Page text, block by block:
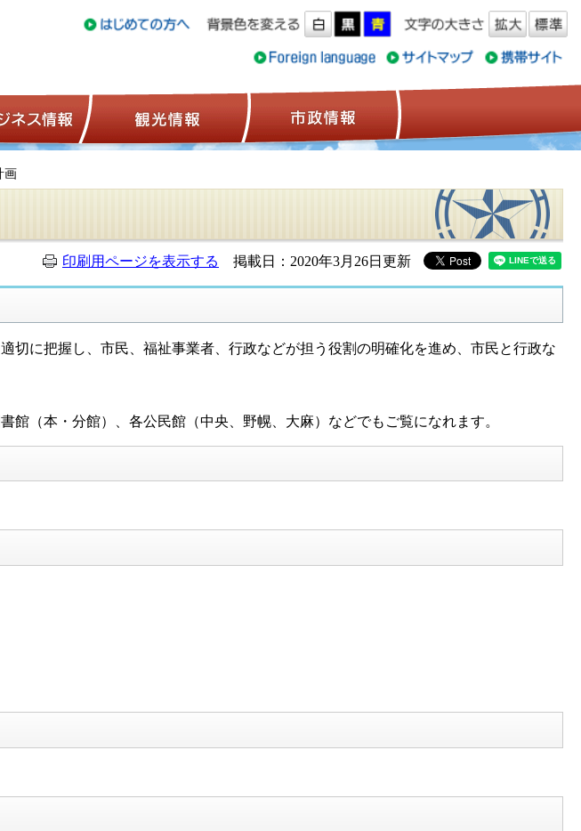
報 産業・ビジネス情報 観光情報
画
印刷用ページを表示する 掲載日：2020年3月26日更新
に把握し、市民、福祉事業者、行政などが担う役割の明確化を進め、市民と行政な
（本・分館）、各公民館（中央、野幌、大麻）などでもご覧になれます。